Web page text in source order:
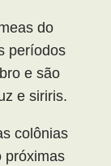
do
períodos
e são
e siriris.
colônias
próximas